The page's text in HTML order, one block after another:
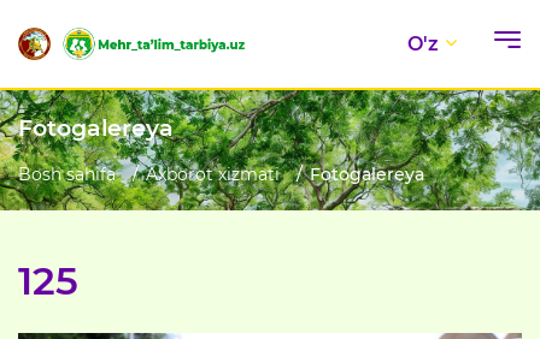
O'z
Fotogalereya
Bosh sahifa Axborot xizmati Fotogalereya
125